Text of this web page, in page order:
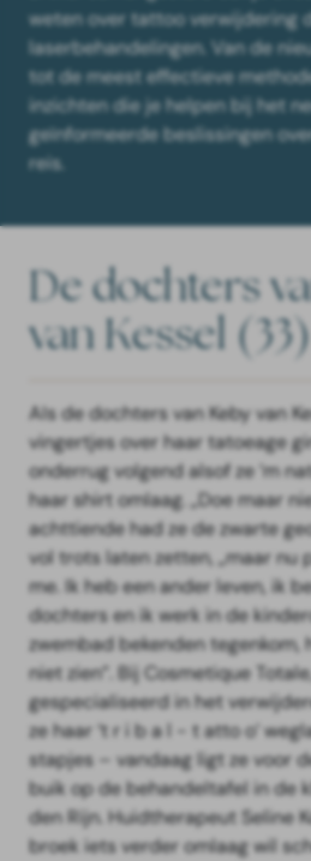
weten over tattoo verwijdering
laserbehandelingen. Van de
tot de meest effectieve
inzichten die je helpen bij het
geïnformeerde beslissingen
reis.
De dochters
van Kessel (33)
AIs de dochters van Keby van
vingertjes over haar tatoeage
onderrug volgend alsof ze ’m
haar shirt omlaag. „Doe maar
achttiende had ze de zwarte
vol trots laten zetten, „maar nu
me. Ik heb een ander leven, ik
dochters en ik werk in de
zwembad bekenden tegenkom,
niet zien”. Bij Cosmetique
gespecialiseerd in het
ze haar ‘t r i b a l - t atto o’
stapjes – vandaag ligt ze voor
buik op de behandeltafel in de
den Rijn. Huidtherapeut Seline
broek iets verder omlaag wil